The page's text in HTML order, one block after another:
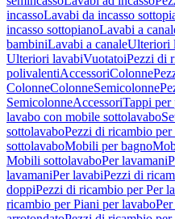
incassoLavabi da incasso
incasso sottopianoLavabi a
bambiniLavabi a canaleUlteriori
Ulteriori lavabiVuotatoiPezzi di
polivalentiAccessoriColonne
ColonneColonneSemicolonne
SemicolonneAccessoriTappi per
lavabo con mobile sottolavabo
sottolavaboPezzi di ricambio
sottolavaboMobili per bagno
Mobili sottolavaboPer lavamani
lavamaniPer lavabiPezzi di
doppiPezzi di ricambio per Per
ricambio per Piani per lavabo